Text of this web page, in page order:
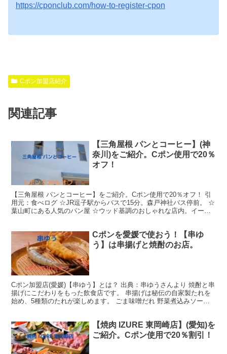
https://cponclub.com/how-to-register-cpon
Cポン加盟店紹介
関連記事
【三角屋根 パンとコーヒー】(神
奈川)をご紹介。Cポン使用で20％
オフ！
【三角屋根 パンとコーヒー】をご紹介。Cポン使用で20％オフ！ 引
用元：食べログ ☆JR逗子駅からバスで15分。森戸神社バス停前。 ☆
葉山町にある人気のパン屋 ☆ウッド基調のおしゃれな店内。イート
Cポンを愛媛で使おう！【串ゆ
う】は串揚げと焼酎のお店。
Cポン加盟店(愛媛)【串ゆう】とは？ 出典：串ゆうさんより 焼酎と串
揚げにこだわりをもった飲食店です。 串揚げは秘伝の自家製たれを
始め、5種類のたれが楽しめます。 ごま味噌だれ 野菜煮込みソース
【焼肉 IZURE 東岡崎店】(愛知)を
ご紹介。Cポン使用で20％割引！